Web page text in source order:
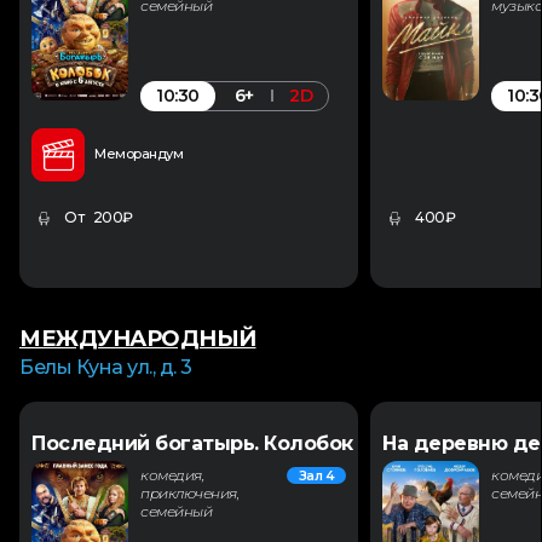
семейный
10:30 6+ 2D
Меморандум
От 200₽
музыка
400₽
МЕЖДУНАРОДНЫЙ
Белы Куна ул., д. 3
Последний богатырь. Колобок
комедия,
приключения,
семейный
Зал 4
На деревню